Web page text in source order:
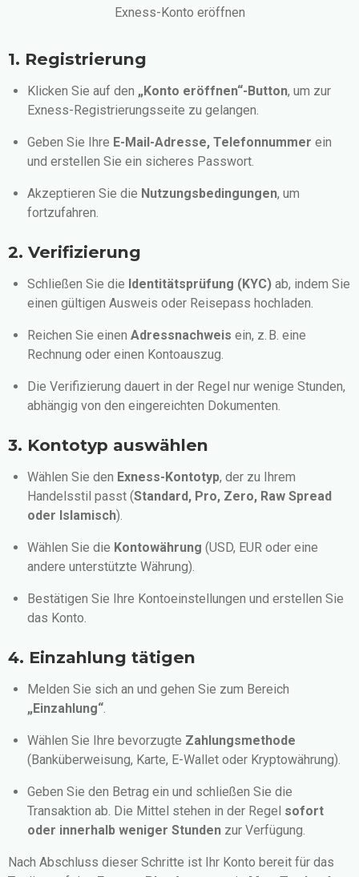
Exness-Konto eröffnen
1. Registrierung
Klicken Sie auf den „Konto eröffnen“-Button, um zur
Exness-Registrierungsseite zu gelangen.
Geben Sie Ihre E-Mail-Adresse, Telefonnummer ein
und erstellen Sie ein sicheres Passwort.
Akzeptieren Sie die Nutzungsbedingungen, um
fortzufahren.
2. Verifizierung
Schließen Sie die Identitätsprüfung (KYC) ab, indem Sie
einen gültigen Ausweis oder Reisepass hochladen.
Reichen Sie einen Adressnachweis ein, z. B. eine
Rechnung oder einen Kontoauszug.
Die Verifizierung dauert in der Regel nur wenige Stunden,
abhängig von den eingereichten Dokumenten.
3. Kontotyp auswählen
Wählen Sie den Exness-Kontotyp, der zu Ihrem
Handelsstil passt (Standard, Pro, Zero, Raw Spread
oder Islamisch).
Wählen Sie die Kontowährung (USD, EUR oder eine
andere unterstützte Währung).
Bestätigen Sie Ihre Kontoeinstellungen und erstellen Sie
das Konto.
4. Einzahlung tätigen
Melden Sie sich an und gehen Sie zum Bereich
„Einzahlung“
Wählen Sie Ihre bevorzugte Zahlungsmethode
(Banküberweisung, Karte, E-Wallet oder Kryptowährung).
Geben Sie den Betrag ein und schließen Sie die
Transaktion ab. Die Mittel stehen in der Regel sofort
oder innerhalb weniger Stunden zur Verfügung.
Nach Abschluss dieser Schritte ist Ihr Konto bereit für das